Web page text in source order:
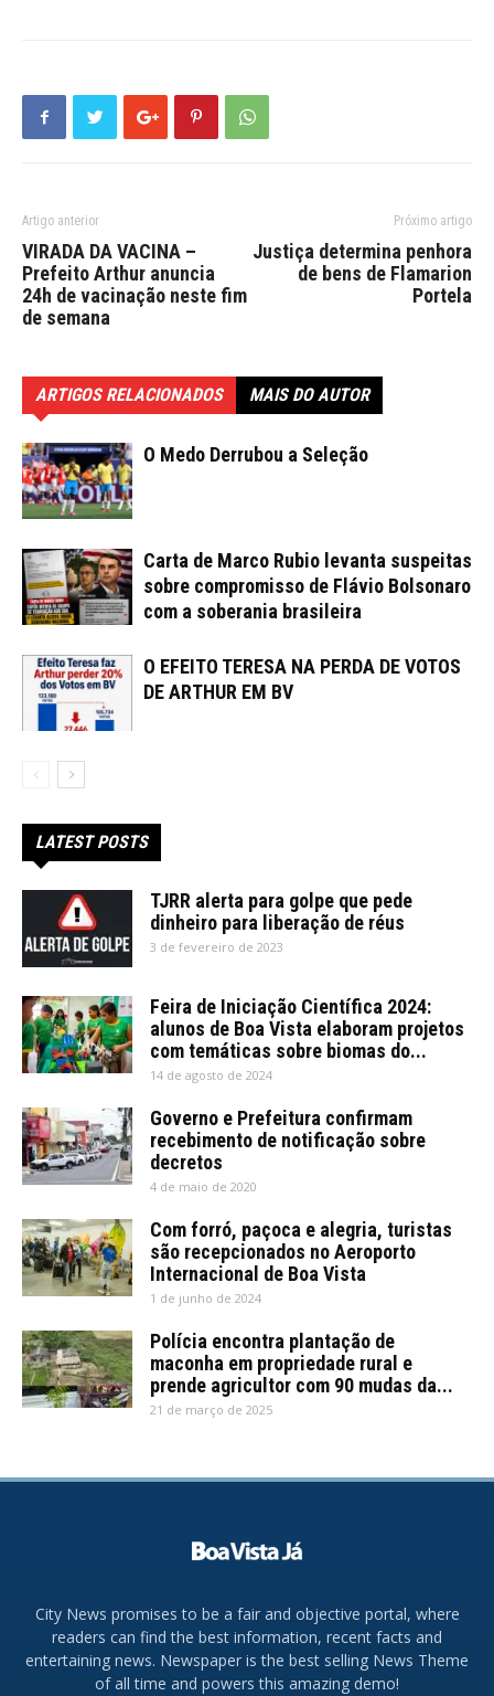
Artigo anterior
VIRADA DA VACINA –
Prefeito Arthur anuncia
24h de vacinação neste fim
de semana
Próximo artigo
Justiça determina penhora
de bens de Flamarion
Portela
ARTIGOS RELACIONADOS MAIS DO AUTOR
O Medo Derrubou a Seleção
Carta de Marco Rubio levanta suspeitas
sobre compromisso de Flávio Bolsonaro
com a soberania brasileira
O EFEITO TERESA NA PERDA DE VOTOS
DE ARTHUR EM BV
LATEST POSTS
TJRR alerta para golpe que pede
dinheiro para liberação de réus
3 de fevereiro de 2023
Feira de Iniciação Científica 2024:
alunos de Boa Vista elaboram projetos
com temáticas sobre biomas do...
14 de agosto de 2024
Governo e Prefeitura confirmam
recebimento de notificação sobre
decretos
4 de maio de 2020
Com forró, paçoca e alegria, turistas
são recepcionados no Aeroporto
Internacional de Boa Vista
1 de junho de 2024
Polícia encontra plantação de
maconha em propriedade rural e
prende agricultor com 90 mudas da...
21 de março de 2025
City News promises to be a fair and objective portal, where
readers can find the best information, recent facts and
entertaining news. Newspaper is the best selling News Theme
of all time and powers this amazing demo!